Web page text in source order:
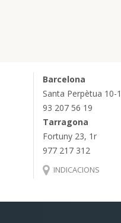
Barcelona
Santa Perpètua 10-
93 207 56 19
Tarragona
Fortuny 23, 1r
977 217 312
INDICACIONS